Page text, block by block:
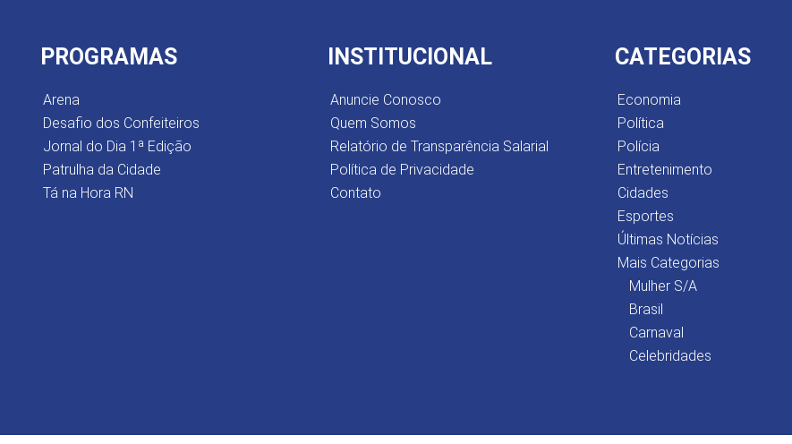
PROGRAMAS
Arena
Desafio dos Confeiteiros
Jornal do Dia 1ª Edição
Patrulha da Cidade
Tá na Hora RN
INSTITUCIONAL
Anuncie Conosco
Quem Somos
Relatório de Transparência Salarial
Política de Privacidade
Contato
CATEGORIAS
Economia
Política
Polícia
Entretenimento
Cidades
Esportes
Últimas Notícias
Mais Categorias
Mulher S/A
Brasil
Carnaval
Celebridades